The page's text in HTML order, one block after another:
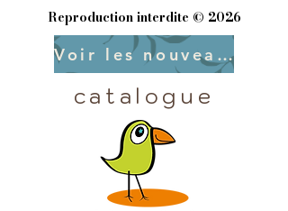
Reproduction interdite © 2026
Voir les nouveautés
catalogue